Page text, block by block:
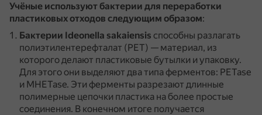
Учёные используют бактерии для переработки
пластиковых отходов следующим образом:
Бактерии Ideonella sakaiensis способны разлагать
полиэтилентерефталат (PET) — материал, из
которого делают пластиковые бутылки и упаковку.
Для этого они выделяют два типа ферментов: PETase
и MHETase. Эти ферменты разрезают длинные
полимерные цепочки пластика на более простые
соединения. В конечном итоге получается